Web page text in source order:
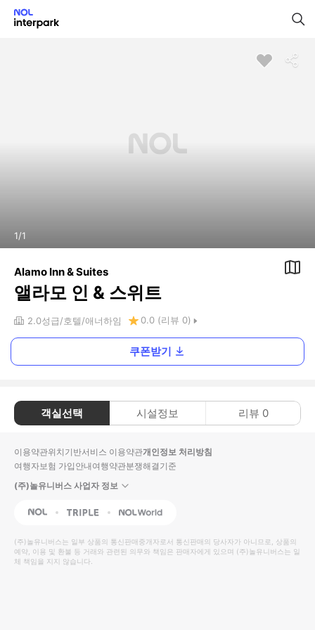
1/1
Alamo Inn & Suites
앨라모 인 & 스위트
2.0성급 호텔 애너하임 0.0 (리뷰 0)
쿠폰받기
객실선택 시설정보 리뷰 0
이용약관위치기반서비스 이용약관개인정보 처리방침
여행자보험 가입안내여행약관분쟁해결기준
(주)놀유니버스 사업자 정보
NOL Triple Interpark Global
(주)놀유니버스는 일부 상품의 통신판매중개자로서 통신판매의 당사자가 아니므로, 상품의
예약, 이용 및 환불 등 거래와 관련된 의무와 책임은 판매자에게 있으며 (주)놀유니버스는 일
체 책임을 지지 않습니다.